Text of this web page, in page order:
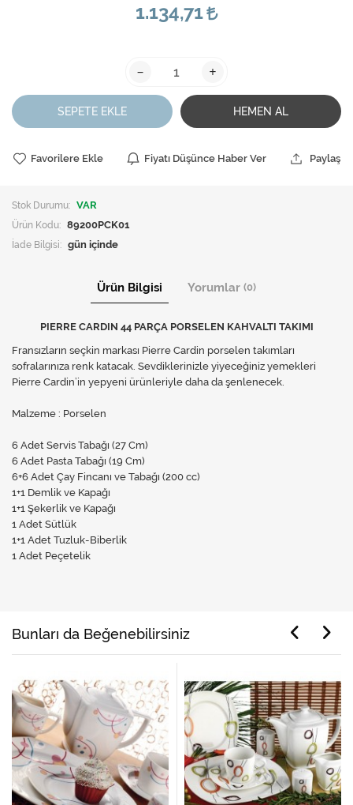
1.134,71
- +
SEPETE EKLE HEMEN AL
Favorilere Ekle Fiyatı Düşünce Haber Ver Paylaş
Stok Durumu: VAR
Ürün Kodu: 89200PCK01
İade Bilgisi:
Ürün Bilgisi Yorumlar (0)
PIERRE CARDIN 44 PARÇA PORSELEN KAHVALTI TAKIMI
Fransızların seçkin markası Pierre Cardin porselen takımları
sofralarınıza renk katacak. Sevdiklerinizle yiyeceğiniz yemekleri
Pierre Cardin’in yepyeni ürünleriyle daha da şenlenecek.
Malzeme : Porselen
6 Adet Servis Tabağı (27 Cm)
6 Adet Pasta Tabağı (19 Cm)
6+6 Adet Çay Fincanı ve Tabağı (200 cc)
1+1 Demlik ve Kapağı
1+1 Şekerlik ve Kapağı
1 Adet Sütlük
1+1 Adet Tuzluk-Biberlik
1 Adet Peçetelik
Bunları da Beğenebilirsiniz